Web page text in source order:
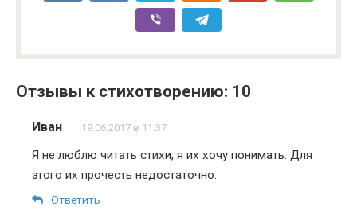
Отзывы к стихотворению: 10
Иван 19.06.2017 в 11:37
Я не люблю читать стихи, я их хочу понимать. Для
этого их прочесть недостаточно.
Ответить